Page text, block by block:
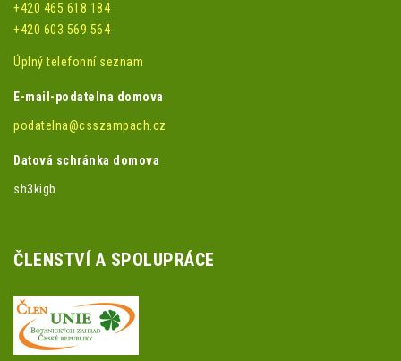
+420 465 618 184
+420 603 569 564
Úplný telefonní seznam
E-mail-podatelna domova
podatelna@csszampach.cz
Datová schránka domova
sh3kigb
ČLENSTVÍ A SPOLUPRÁCE